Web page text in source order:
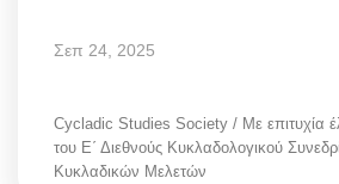
Σεπ 24, 2025
Cycladic Studies Society / Με επιτυχία
του Ε΄ Διεθνούς Κυκλαδολογικού
Κυκλαδικών Μελετών